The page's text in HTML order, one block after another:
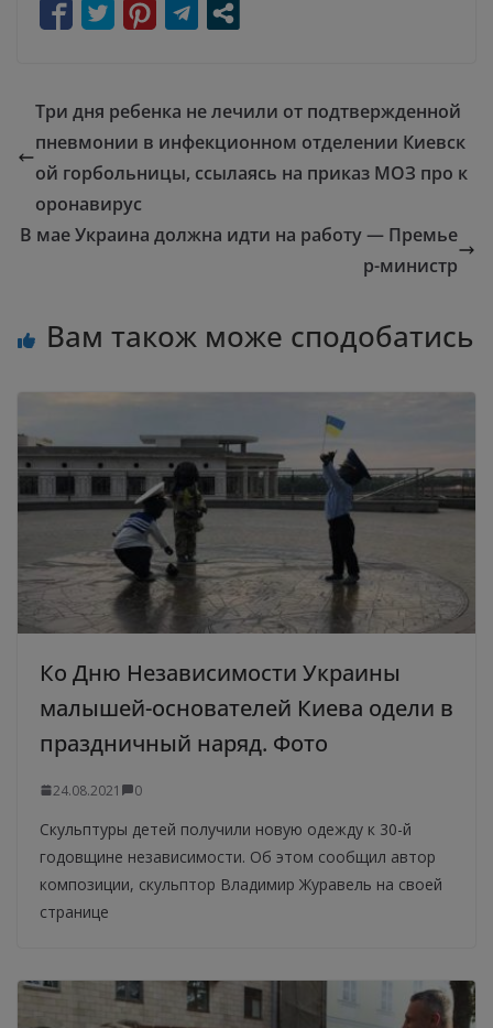
Три дня ребенка не лечили от подтвержденной
пневмонии в инфекционном отделении Киевск
ой горбольницы, ссылаясь на приказ МОЗ про к
оронавирус
В мае Украина должна идти на работу — Премье
р-министр
Вам також може сподобатись
Ко Дню Независимости Украины
малышей-основателей Киева одели в
праздничный наряд. Фото
24.08.2021 0
Скульптуры детей получили новую одежду к 30-й
годовщине независимости. Об этом сообщил автор
композиции, скульптор Владимир Журавель на своей
странице